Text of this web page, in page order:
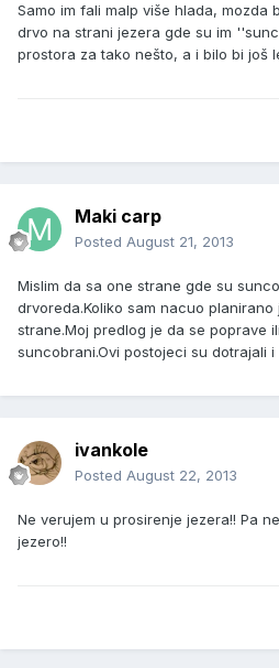
Samo im fali malp više hlada, mozda
drvo na strani jezera gde su im
prostora za tako nešto, a i bilo bi još
Maki carp
Posted August 21, 2013
Mislim da sa one strane gde su
drvoreda.Koliko sam nacuo
strane.Moj predlog je da se poprave
suncobrani.Ovi postojeci su dotrajali
ivankole
Posted August 22, 2013
Ne verujem u prosirenje jezera!! Pa
jezero!!